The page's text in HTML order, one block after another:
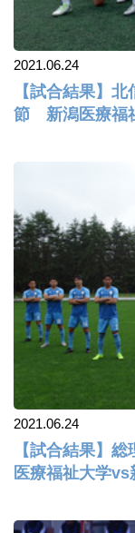
2021.06.24
【試合結果】
節 新潟医療福
2021.06.24
【試合結果】
医療福祉大学vs